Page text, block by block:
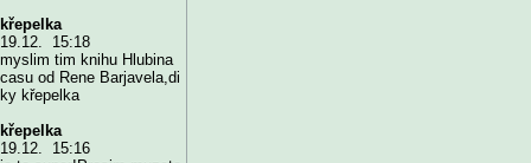
křepelka
19.12. 15:18
myslim tim knihu Hlubina
casu od Rene Barjavela,di
ky křepelka
křepelka
19.12. 15:16